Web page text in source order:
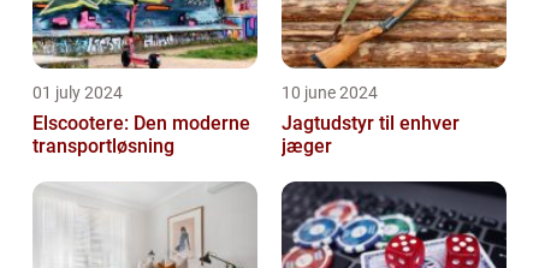
01 july 2024
Elscootere: Den moderne
transportløsning
10 june 2024
Jagtudstyr til enhver
jæger